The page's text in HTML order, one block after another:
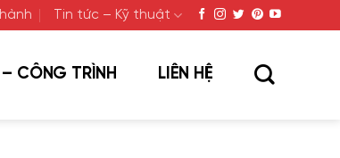
Tin tức – Kỹ thuật
– CÔNG TRÌNH LIÊN HỆ